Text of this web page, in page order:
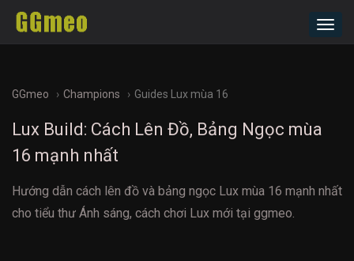
GGmeo Champions Guides Lux mùa 16
Lux Build: Cách Lên Đồ, Bảng Ngọc mùa
16 mạnh nhất
Hướng dẫn cách lên đồ và bảng ngọc Lux mùa 16 mạnh nhất
cho tiểu thư Ánh sáng, cách chơi Lux mới tại ggmeo.